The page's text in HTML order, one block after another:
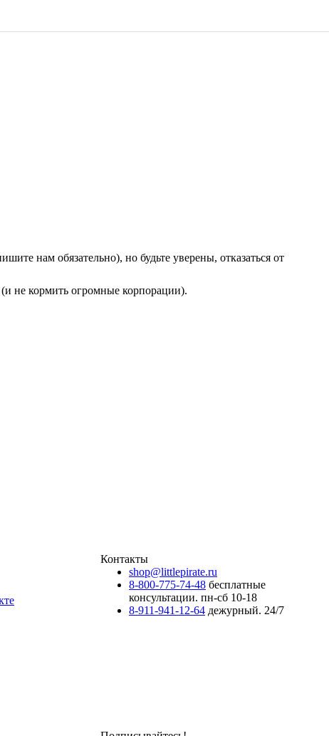
нам обязательно), но будьте уверены, отказаться от
не кормить огромные корпорации).
Контакты
shop@littlepirate.ru
8-800-775-74-48 бесплатные
консультации. пн-сб 10-18
8-911-941-12-64 дежурный. 24/7